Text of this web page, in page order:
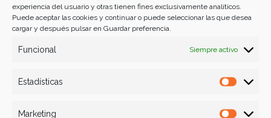
experiencia del usuario y otras tienen fines exclusivamente analíticos.
Puede aceptar las cookies y continuar o puede seleccionar las que desea
cargar y después pulsar en Guardar preferencia.
Funcional Siempre activo
Estadísticas
Marketing
ACTO,NOTICIA